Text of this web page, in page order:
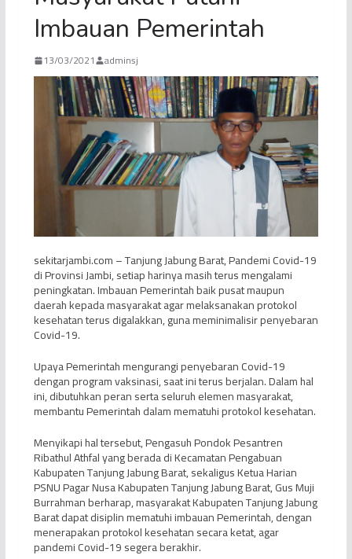
Imbauan Pemerintah
13/03/2021 adminsj
sekitarjambi.com – Tanjung Jabung Barat, Pandemi Covid-19
di Provinsi Jambi, setiap harinya masih terus mengalami
peningkatan. Imbauan Pemerintah baik pusat maupun
daerah kepada masyarakat agar melaksanakan protokol
kesehatan terus digalakkan, guna meminimalisir penyebaran
Covid-19.
Upaya Pemerintah mengurangi penyebaran Covid-19
dengan program vaksinasi, saat ini terus berjalan. Dalam hal
ini, dibutuhkan peran serta seluruh elemen masyarakat,
membantu Pemerintah dalam mematuhi protokol kesehatan.
Menyikapi hal tersebut, Pengasuh Pondok Pesantren
Ribathul Athfal yang berada di Kecamatan Pengabuan
Kabupaten Tanjung Jabung Barat, sekaligus Ketua Harian
PSNU Pagar Nusa Kabupaten Tanjung Jabung Barat, Gus Muji
Burrahman berharap, masyarakat Kabupaten Tanjung Jabung
Barat dapat disiplin mematuhi imbauan Pemerintah, dengan
menerapakan protokol kesehatan secara ketat, agar
pandemi Covid-19 segera berakhir.